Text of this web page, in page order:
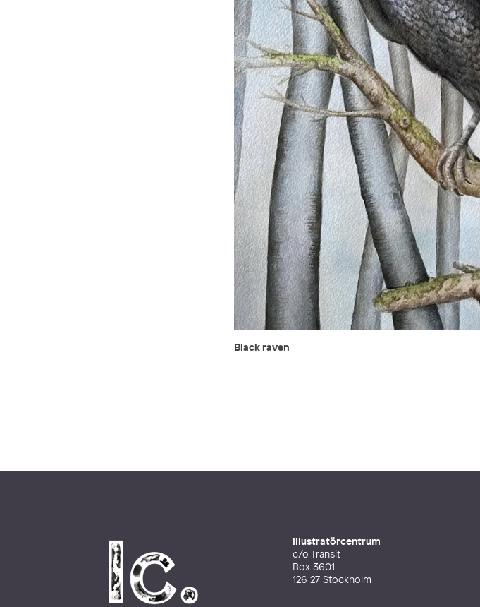
Black raven
Illustratörcentrum
c/o Transit
Box 3601
126 27 Stockholm